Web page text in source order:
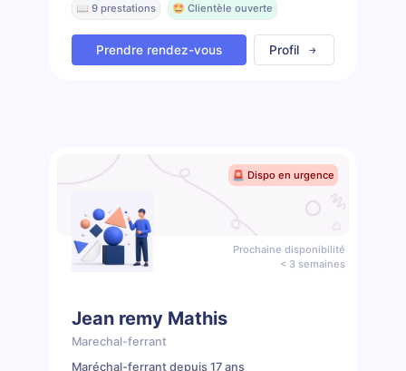
📖 9 prestations 🤩 Clientèle ouverte
Prendre rendez-vous Profil
🚨 Dispo en urgence
Prochaine disponibilité
< 3 semaines
Jean remy Mathis
Marechal-ferrant
Maréchal-ferrant depuis 17 ans